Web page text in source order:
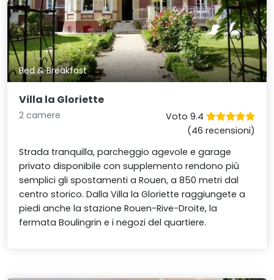
Bed & Breakfast
Villa la Gloriette
2 camere
Voto 9.4
(46 recensioni)
Strada tranquilla, parcheggio agevole e garage
privato disponibile con supplemento rendono più
semplici gli spostamenti a Rouen, a 850 metri dal
centro storico. Dalla Villa la Gloriette raggiungete a
piedi anche la stazione Rouen-Rive-Droite, la
fermata Boulingrin e i negozi del quartiere.